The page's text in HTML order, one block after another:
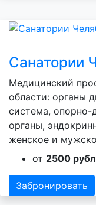
Санатории
Медицинский
области: органы
система, опорно-
органы,
женское и
от 2500
Забронировать